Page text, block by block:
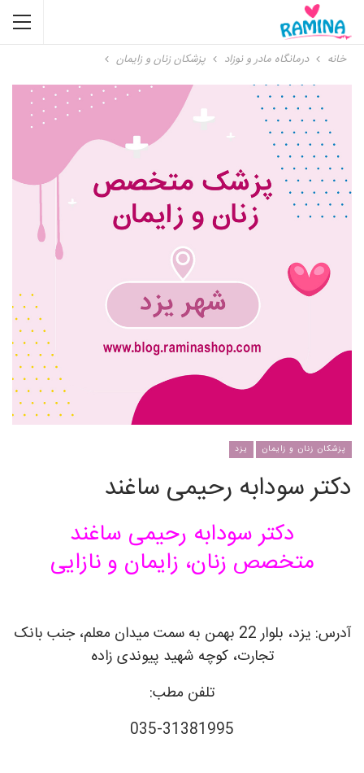
خانه درمانگاه مادر و نوزاد پزشکان زنان و زایمان
پزشکان زنان و زایمان یزد
دکتر سودابه رحیمی ساغند
دکتر سودابه رحیمی ساغند
متخصص زنان، زایمان و نازایی
آدرس: یزد، بلوار 22 بهمن به سمت میدان معلم، جنب بانک
تجارت، کوچه شهید پیوندی زاده
تلفن مطب:
035-31381995